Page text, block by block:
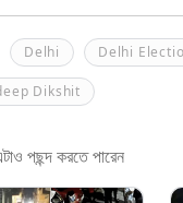
Delhi Delhi
Dikshit
পছন্দ করতে পারেন